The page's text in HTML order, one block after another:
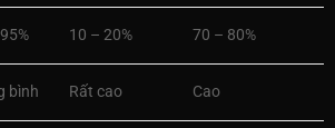
10 – 20% 70 – 80%
bình Rất cao Cao